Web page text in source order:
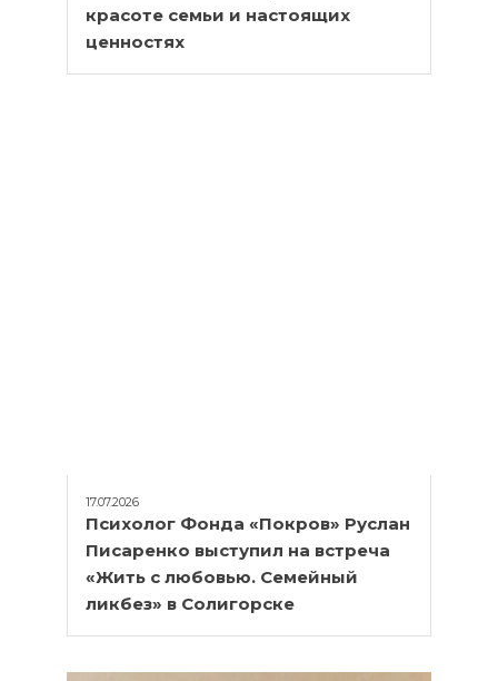
красоте семьи и настоящих
ценностях
17.07.2026
Психолог Фонда «Покров» Руслан
Писаренко выступил на встреча
«Жить с любовью. Семейный
ликбез» в Солигорске